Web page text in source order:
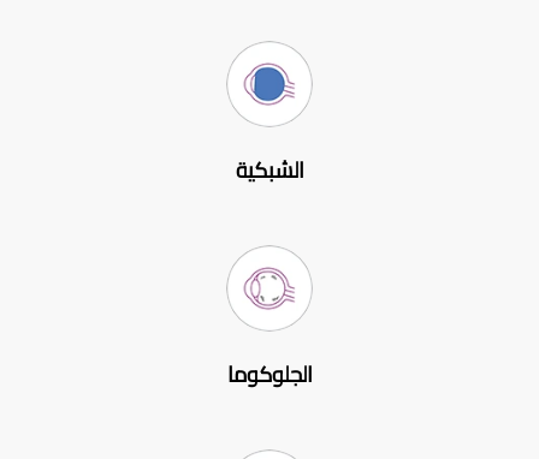
الشبكية
الجلوكوما